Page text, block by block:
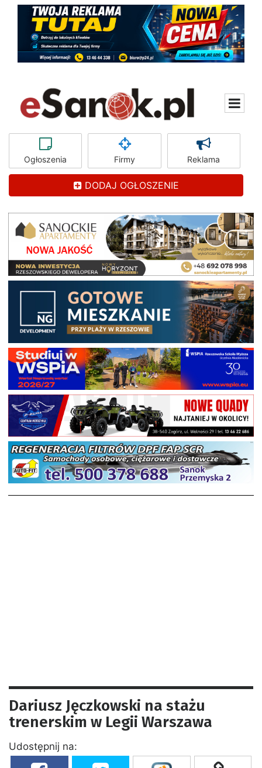
Ogłoszenia Firmy Reklama
DODAJ OGŁOSZENIE
Dariusz Jęczkowski na stażu
trenerskim w Legii Warszawa
Udostępnij na: